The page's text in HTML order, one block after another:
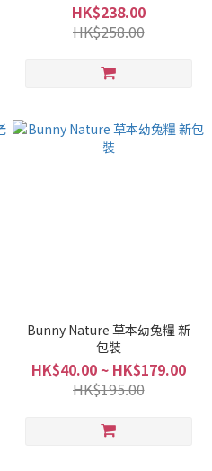
HK$238.00
HK$258.00
Bunny Nature 草本幼兔糧 新
包裝
HK$40.00 ~ HK$179.00
HK$195.00